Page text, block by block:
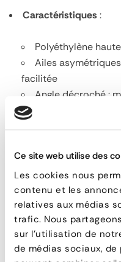
Ce site web utilise des
Les cookies nous
contenu et les
relatives aux médias
trafic. Nous
sur l'utilisation de
de médias sociaux,
Caractéristiques :
Polyéthylène
Ailes
facilitée
Angle décroché :
marquage éventuel
ailes asymétriques, elle
l'embout Corner-Stick
déposer en hauteur
Avantages: